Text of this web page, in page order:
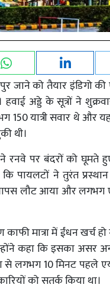
जाने को तैयार इंडिगो
अड्डे के सूत्रों ने
यात्री सवार थे और
थी।
ने रनवे पर बंदरों को
पायलटों ने तुरंत
लौट आया और
मात्रा में ईंधन खर्च
कहा कि इसका असर
से लगभग 10 मिनट
को सतर्क किया था।